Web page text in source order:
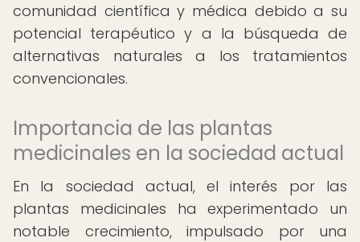
comunidad científica y médica debido a su
potencial terapéutico y a la búsqueda de
alternativas naturales a los tratamientos
convencionales.
Importancia de las plantas
medicinales en la sociedad actual
En la sociedad actual, el interés por las
plantas medicinales ha experimentado un
notable crecimiento, impulsado por una